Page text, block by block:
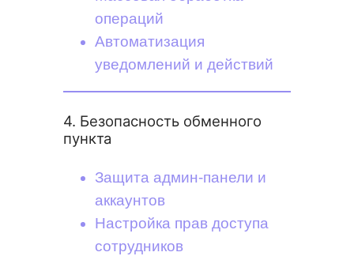
операций
Автоматизация
уведомлений и действий
4. Безопасность обменного
пункта
Защита админ-панели и
аккаунтов
Настройка прав доступа
сотрудников